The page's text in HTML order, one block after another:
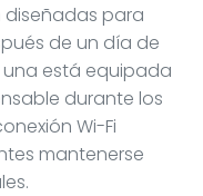
diseñadas para
de un día de
está equipada
durante los
Wi-Fi
mantenerse